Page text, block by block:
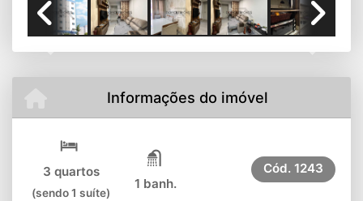
Previous Next
Informações do imóvel
3 quartos
(sendo 1 suíte)
1 banh.
Cód. 1243